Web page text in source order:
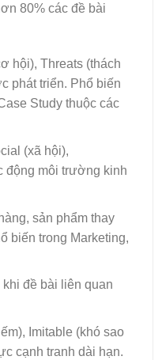
80% các đề bài
hội), Threats (thách
phát triển. Phổ biến
Study thuộc các
(xã hội),
động môi trường kinh
sản phẩm thay
biến trong Marketing,
khi đề bài liên quan
Imitable (khó sao
cạnh tranh dài hạn.